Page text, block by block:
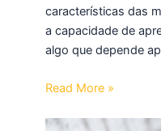
características das
a capacidade de
algo que depende
Read More »